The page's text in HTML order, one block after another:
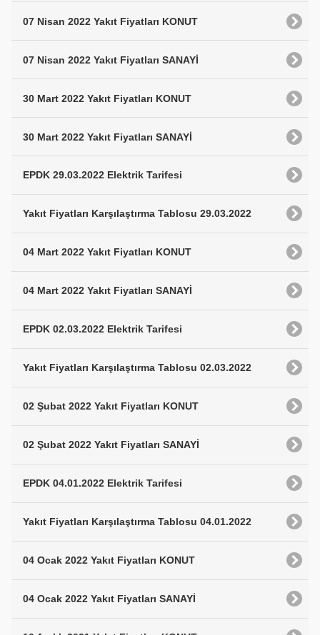
07 Nisan 2022 Yakıt Fiyatları KONUT
07 Nisan 2022 Yakıt Fiyatları SANAYİ
30 Mart 2022 Yakıt Fiyatları KONUT
30 Mart 2022 Yakıt Fiyatları SANAYİ
EPDK 29.03.2022 Elektrik Tarifesi
Yakıt Fiyatları Karşılaştırma Tablosu 29.03.2022
04 Mart 2022 Yakıt Fiyatları KONUT
04 Mart 2022 Yakıt Fiyatları SANAYİ
EPDK 02.03.2022 Elektrik Tarifesi
Yakıt Fiyatları Karşılaştırma Tablosu 02.03.2022
02 Şubat 2022 Yakıt Fiyatları KONUT
02 Şubat 2022 Yakıt Fiyatları SANAYİ
EPDK 04.01.2022 Elektrik Tarifesi
Yakıt Fiyatları Karşılaştırma Tablosu 04.01.2022
04 Ocak 2022 Yakıt Fiyatları KONUT
04 Ocak 2022 Yakıt Fiyatları SANAYİ